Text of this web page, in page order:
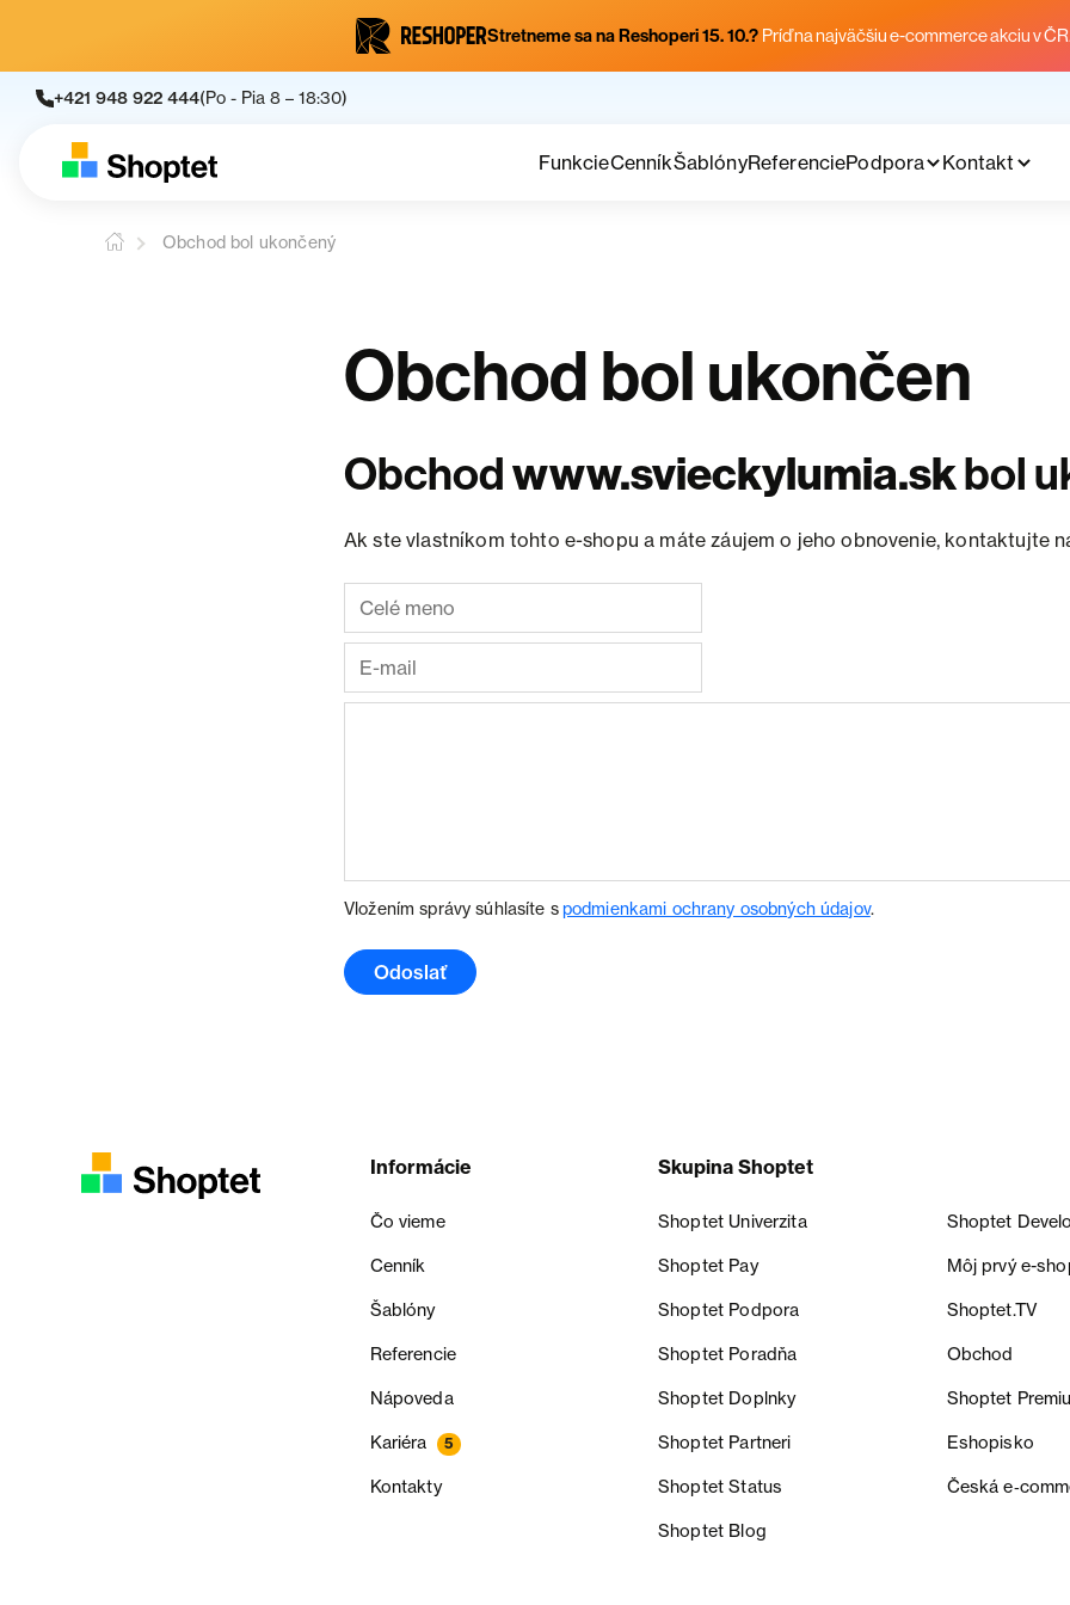
Stretneme sa na Reshoperi 15. 10.? Príď na najväčšiu e-commerce akciu v
+421 948 922 444(Po - Pia 8 – 18:30)
FunkcieCenníkŠablónyReferenciePodpora Kontakt
Obchod bol ukončený
Obchod bol ukončen
Obchodwww.svieckylumia.skbol
Ak ste vlastníkom tohto e-shopu a máte záujem o jeho obnovenie, kontaktujte
Vložením správy súhlasíte spodmienkami ochrany osobných údajov.
Odoslať
Informácie
Čo vieme
Cenník
Šablóny
Referencie
Nápoveda
Kariéra 5
Kontakty
Skupina Shoptet
Shoptet Univerzita Shoptet
Shoptet Pay Môj prvý e-
Shoptet Podpora Shoptet.TV
Shoptet Poradňa Obchod
Shoptet Doplnky Shoptet
Shoptet Partneri Eshopisko
Shoptet Status Česká
Shoptet Blog